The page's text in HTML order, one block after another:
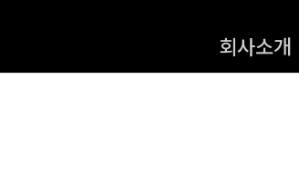
회사소개